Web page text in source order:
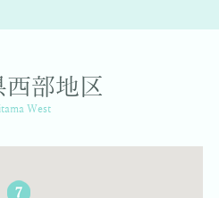
西部地区
West